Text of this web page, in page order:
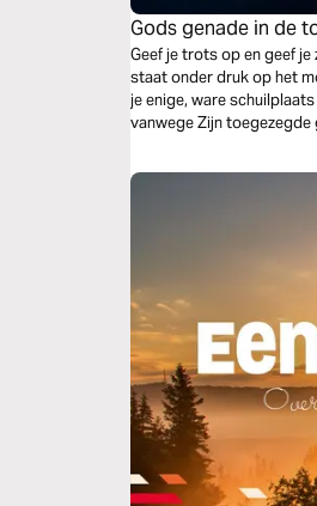
Gods genade in de
Geef je trots op en geef
staat onder druk op het
je enige, ware
vanwege Zijn toegezegde